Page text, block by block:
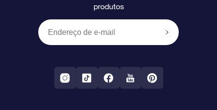
Presentes corporativos
Um Milhão de Estrelas
OSR Starsaver
Aplicativo RV Fly me to the stars
Política de devolução
Constelações
produtos